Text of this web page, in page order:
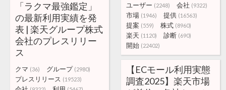
ユーザー (2248) 会社 (9322)
市場 (1946) 提供 (16563)
提案 (559) 株式 (8960)
楽天 (1120) 診断 (690)
開始 (22402)
「ラクマ最強鑑定」
の最新利用実績を発
表 | 楽天グループ株式
会社のプレスリリー
ス
クマ (36) グループ (2980)
プレスリリース (19523)
【ECモール利用実態
調査2025】楽天市場